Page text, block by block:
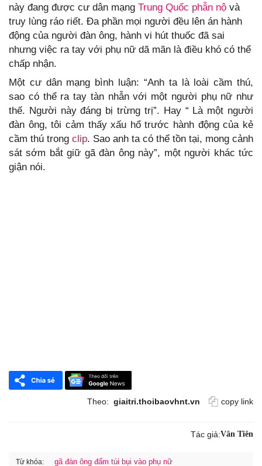
này đang được cư dân mạng Trung Quốc phẫn nộ và
truy lùng ráo riết. Đa phần mọi người đều lên án hành
động của người đàn ông, hành vi hút thuốc đã sai
nhưng việc ra tay với phụ nữ dã mãn là điều khó có thể
chấp nhận.
Một cư dân mạng bình luận: “Anh ta là loài cầm thú,
sao có thể ra tay tàn nhẫn với một người phụ nữ như
thế. Người này đáng bị trừng trị”. Hay “ Là một người
đàn ông, tôi cảm thấy xấu hổ trước hành động của kẻ
cầm thú trong clip. Sao anh ta có thể tồn tại, mong cảnh
sát sớm bắt giữ gã đàn ông này”, một người khác tức
giận nói.
Theo: giaitri.thoibaovhnt.vn copy link
Tác giả:Vân Tiên
Từ khóa: gã đàn ông đấm túi bụi vào phụ nữ